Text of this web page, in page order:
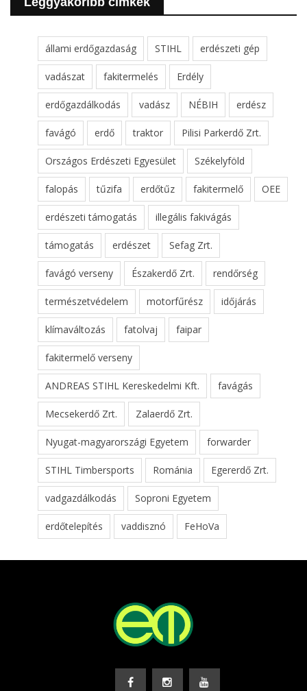
állami erdőgazdaság STIHL erdészeti gép
vadászat fakitermelés Erdély
erdőgazdálkodás vadász NÉBIH erdész
favágó erdő traktor Pilisi Parkerdő Zrt.
Országos Erdészeti Egyesület Székelyföld
falopás tűzifa erdőtűz fakitermelő OEE
erdészeti támogatás illegális fakivágás
támogatás erdészet Sefag Zrt.
favágó verseny Északerdő Zrt. rendőrség
természetvédelem motorfűrész időjárás
klímaváltozás fatolvaj faipar
fakitermelő verseny
ANDREAS STIHL Kereskedelmi Kft. favágás
Mecsekerdő Zrt. Zalaerdő Zrt.
Nyugat-magyarországi Egyetem forwarder
STIHL Timbersports Románia Egererdő Zrt.
vadgazdálkodás Soproni Egyetem
erdőtelepítés vaddisznó FeHoVa